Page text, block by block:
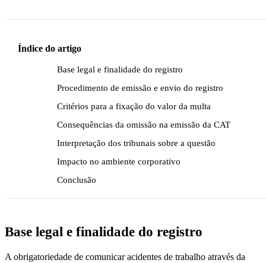
Índice do artigo
Base legal e finalidade do registro
Procedimento de emissão e envio do registro
Critérios para a fixação do valor da multa
Consequências da omissão na emissão da CAT
Interpretação dos tribunais sobre a questão
Impacto no ambiente corporativo
Conclusão
Base legal e finalidade do registro
A obrigatoriedade de comunicar acidentes de trabalho através da